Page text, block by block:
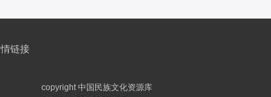
链接
copyright 中国民族文化资源库